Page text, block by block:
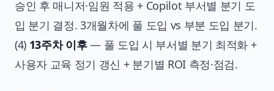
승인 후 매니저·임원 적용 + Copilot 부서별 분기 도
입 분기 결정. 3개월차에 풀 도입 vs 부분 도입 분기.
(4) 13주차 이후— 풀 도입 시 부서별 분기 최적화 +
사용자 교육 정기 갱신 + 분기별 ROI 측정·점검.